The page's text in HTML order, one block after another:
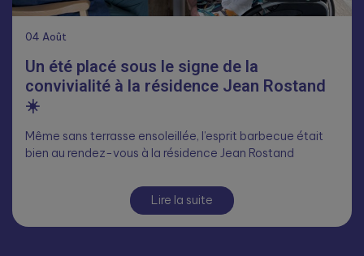
04 Août
Un été placé sous le signe de la
convivialité à la résidence Jean Rostand
☀️
Même sans terrasse ensoleillée, l’esprit barbecue était
bien au rendez-vous à la résidence Jean Rostand
Lire la suite